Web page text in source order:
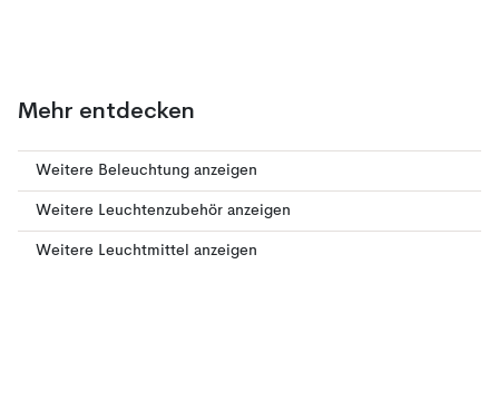
Mehr entdecken
Weitere Beleuchtung anzeigen
Weitere Leuchtenzubehör anzeigen
Weitere Leuchtmittel anzeigen